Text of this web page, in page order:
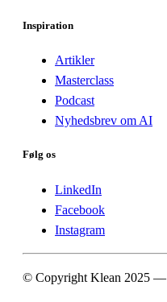
Inspiration
Artikler
Masterclass
Podcast
Nyhedsbrev om AI
Følg os
LinkedIn
Facebook
Instagram
© Copyright Klean 2025 —